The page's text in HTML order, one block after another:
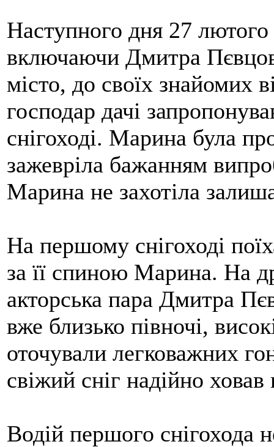
Наступного дня 27
включаючи Дмитра
місто, до своїх знайомих
господар дачі
снігоході. Марина була
зажевріла бажанням
Марина не захотіла
На першому снігоході
за її спиною Марина. На
акторська пара Дмитра
вже близько півночі,
оточували легковажних
свіжий сніг надійно ховав
Водій першого снігохода